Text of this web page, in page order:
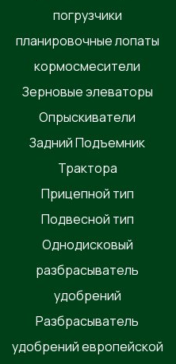
погрузчики
планировочные лопаты
кормосмесители
Зерновые элеваторы
Опрыскиватели
Задний Подъемник
Трактора
Прицепной тип
Подвесной тип
Однодисковый
разбрасыватель
удобрений
Разбрасыватель
удобрений европейской